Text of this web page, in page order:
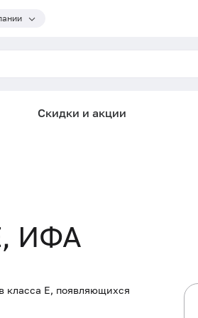
Скидки и акции
ИФА
класса E, появляющихся